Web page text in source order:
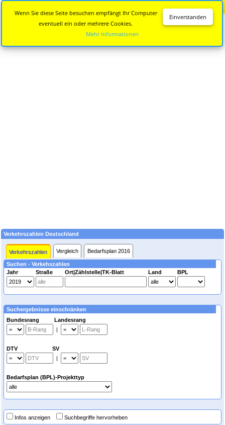
Verkehrszahlen Deutschland
Verkehrszahlen Vergleich Bedarfsplan 2016
Suchen - Verkehszahlen
Jahr
Straße Ort|Zählstelle|TK-Blatt Land BPL
Suchergebnisse einschränken
Bundesrang Landesrang
|
DTV SV
|
Bedarfsplan (BPL)-Projekttyp
Infos anzeigen Suchbegriffe hervorheben
Einverstanden
Wenn Sie diese Seite besuchen empfängt Ihr Computer
eventuell ein oder mehrere Cookies.
Mehr Informationen